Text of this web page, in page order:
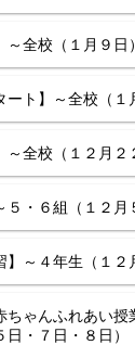
～全校（１月９日）
ート】～全校（１
～全校（１２月２
５・６組（１２月
】～４年生（１２
ちゃんふれあい授
・７日・８日）